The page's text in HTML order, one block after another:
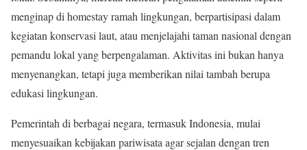
menginap di homestay ramah lingkungan, berpartisipasi dalam
kegiatan konservasi laut, atau menjelajahi taman nasional dengan
pemandu lokal yang berpengalaman. Aktivitas ini bukan hanya
menyenangkan, tetapi juga memberikan nilai tambah berupa
edukasi lingkungan.
Pemerintah di berbagai negara, termasuk Indonesia, mulai
menyesuaikan kebijakan pariwisata agar sejalan dengan tren